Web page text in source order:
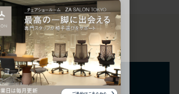
お問い合わせ
ームからのお問い合わせ